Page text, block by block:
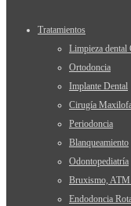
Tratamientos
Limpieza dental
Ortodoncia
Implante Dental
Cirugía
Periodoncia
Blanqueamiento
Odontopediatría
Bruxismo,
Endodoncia